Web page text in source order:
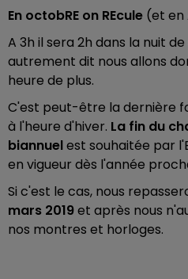
En octobRE on REcule (et en
A 3h il sera 2h dans la nuit
autrement dit nous allons
heure de plus.
C'est peut-être la dernière
à l'heure d'hiver. La fin du
biannuelest souhaitée par
en vigueur dès l'année
Si c'est le cas, nous
mars 2019et après nous
nos montres et horloges.